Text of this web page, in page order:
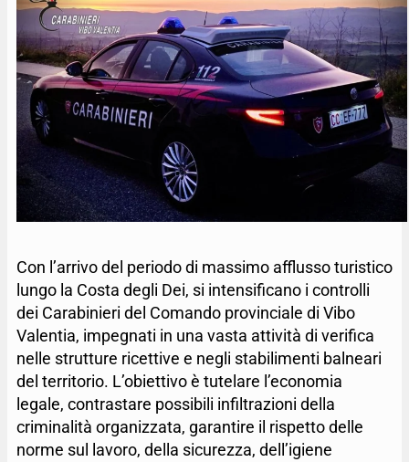
Con l’arrivo del periodo di massimo afflusso turistico
lungo la Costa degli Dei, si intensificano i controlli
dei Carabinieri del Comando provinciale di Vibo
Valentia, impegnati in una vasta attività di verifica
nelle strutture ricettive e negli stabilimenti balneari
del territorio. L’obiettivo è tutelare l’economia
legale, contrastare possibili infiltrazioni della
criminalità organizzata, garantire il rispetto delle
norme sul lavoro, della sicurezza, dell’igiene